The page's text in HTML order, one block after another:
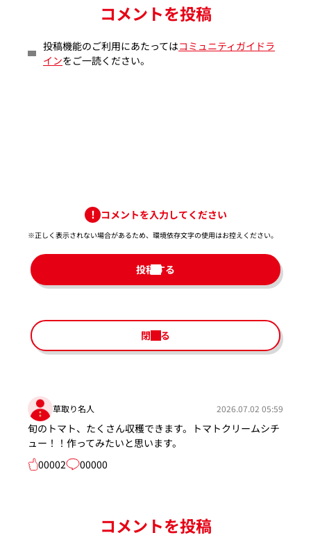
コメントを投稿
投稿機能のご利用にあたってはコミュニティガイドラ
インをご一読ください。
コメントを入力してください
※正しく表示されない場合があるため、環境依存文字の使用はお控えください。​
投稿する
閉じる
草取り名人 2026.07.02 05:59
旬のトマト、たくさん収穫できます。トマトクリームシチ
ュー！！作ってみたいと思います。
00002
00000
コメントを投稿